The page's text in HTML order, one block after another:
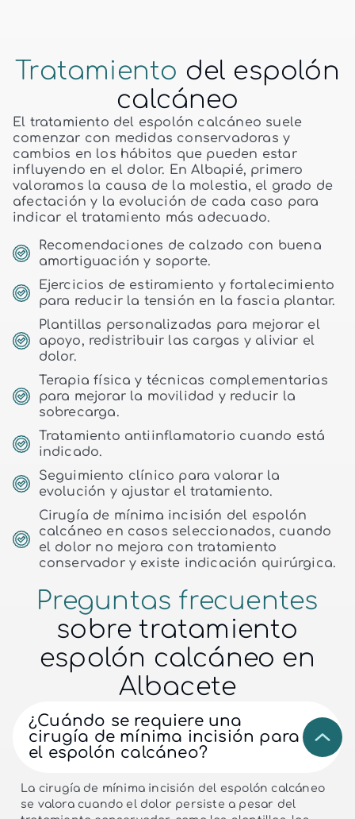
Tratamiento del espolón
calcáneo
El tratamiento del espolón calcáneo suele
comenzar con medidas conservadoras y
cambios en los hábitos que pueden estar
influyendo en el dolor. En Albapié, primero
valoramos la causa de la molestia, el grado de
afectación y la evolución de cada caso para
indicar el tratamiento más adecuado.
Recomendaciones de calzado con buena
amortiguación y soporte.
Ejercicios de estiramiento y fortalecimiento
para reducir la tensión en la fascia plantar.
Plantillas personalizadas para mejorar el
apoyo, redistribuir las cargas y aliviar el
dolor.
Terapia física y técnicas complementarias
para mejorar la movilidad y reducir la
sobrecarga.
Tratamiento antiinflamatorio cuando está
indicado.
Seguimiento clínico para valorar la
evolución y ajustar el tratamiento.
Cirugía de mínima incisión del espolón
calcáneo en casos seleccionados, cuando
el dolor no mejora con tratamiento
conservador y existe indicación quirúrgica.
Preguntas frecuentes
sobre tratamiento
espolón calcáneo en
Albacete
¿Cuándo se requiere una
cirugía de mínima incisión para
el espolón calcáneo?
La cirugía de mínima incisión del espolón calcáneo
se valora cuando el dolor persiste a pesar del